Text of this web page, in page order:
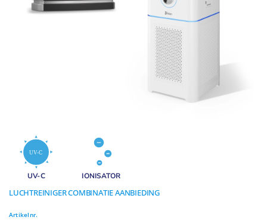
Geuren
UV-C IONISATOR
LUCHTREINIGER COMBINATIE AANBIEDING
Artikelnr.